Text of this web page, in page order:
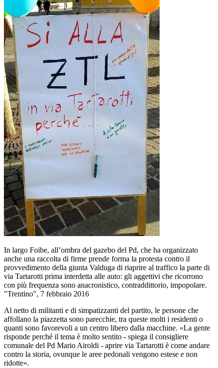
In largo Foibe, all’ombra del gazebo del Pd, che ha organizzato
anche una raccolta di firme prende forma la protesta contro il
provvedimento della giunta Valduga di riaprire al traffico la parte di
via Tartarotti prima interdetta alle auto: gli aggettivi che ricorrono
con più frequenza sono anacronistico, contraddittorio, impopolare.
"Trentino", 7 febbraio 2016
Al netto di militanti e di simpatizzanti del partito, le persone che
affollano la piazzetta sono parecchie, tra queste molti i residenti o
quanti sono favorevoli a un centro libero dalla macchine. «La gente
risponde perché il tema è molto sentito - spiega il consigliere
comunale del Pd Mario Airoldi - aprire via Tartarotti è come andare
contro la storia, ovunque le aree pedonali vengono estese e non
ridotte».